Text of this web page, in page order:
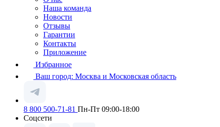
Наша команда
Новости
Отзывы
Гарантии
Контакты
Приложение
Избранное
Ваш город: Москва и Московская область
8 800 500-71-81 Пн-Пт 09:00-18:00
Соцсети